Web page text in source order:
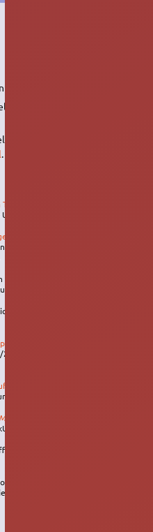
officielle en anglais.
de programmes snap pour
de programmes snap pour
.
Snap Packages By Default
de l’approche Snap en
publiée le 05/09/2018 sur le
publiée le 06/06/2022 sur le
packages with a single line of
sur le forum AskUbuntu et
no one tells you
(
is not /home/$USER?
et résolue.
de Canonical Snapcraft.
officielle de Canonical
2024.